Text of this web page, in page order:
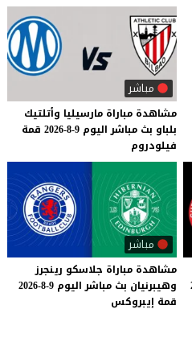
مباشر
مشاهدة مباراة مارسيليا وأتلتيك
بلباو بث مباشر اليوم 9-8-2026
قمة
فيلودروم
مباشر
مشاهدة مباراة جلاسكو رينجرز
وهيبرنيان بث مباشر اليوم 9-8-2026
قمة إيبروكس